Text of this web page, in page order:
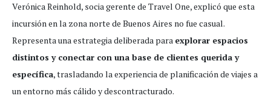
Verónica Reinhold, socia gerente de Travel One, explicó que esta
incursión en la zona norte de Buenos Aires no fue casual.
Representa una estrategia deliberada para explorar espacios
distintos y conectar con una base de clientes querida y
específica, trasladando la experiencia de planificación de viajes a
un entorno más cálido y descontracturado.